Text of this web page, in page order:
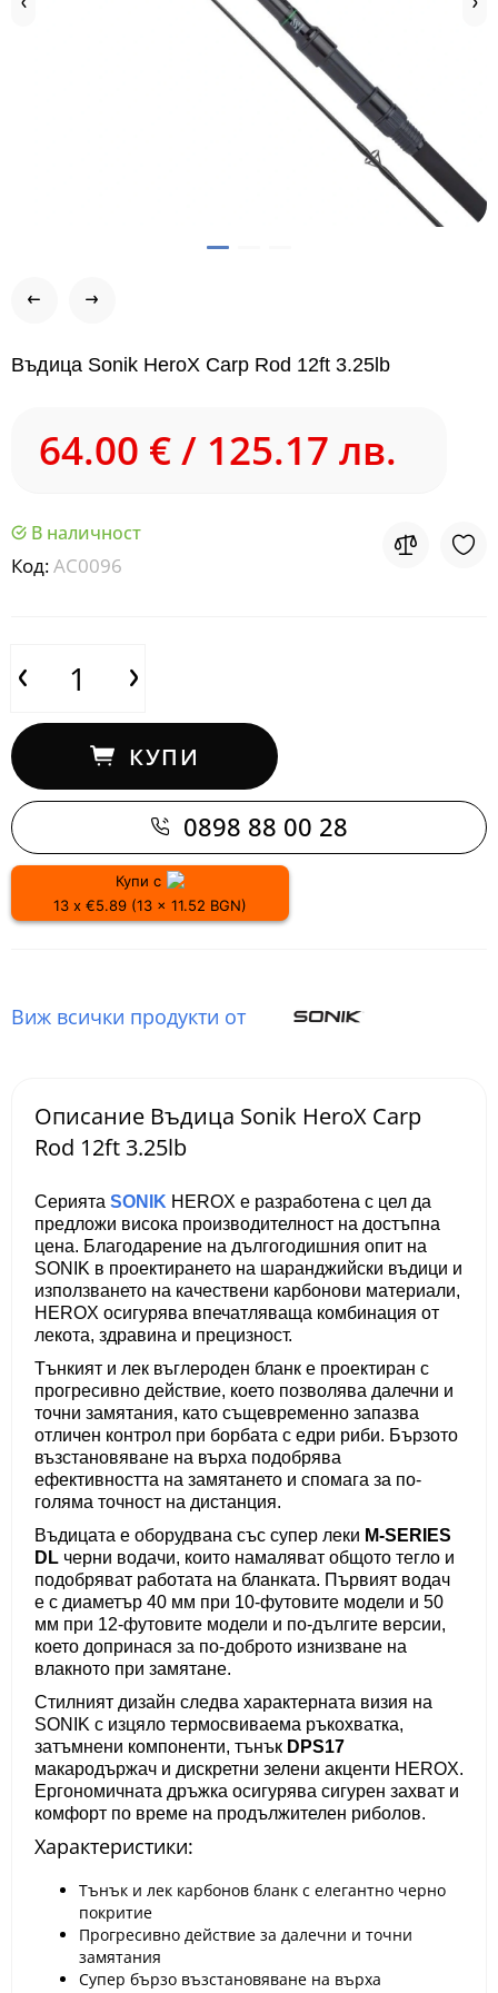
Въдица Sonik HeroX Carp Rod 12ft 3.25lb
64.00 € / 125.17 лв.
В наличност
Код:AC0096
КУПИ
0898 88 00 28
Купи с
13 x €5.89 (13 x 11.52 BGN)
Виж всички продукти от
Описание Въдица Sonik HeroX Carp
Rod 12ft 3.25lb
Серията SONIK HEROX е разработена с цел да
предложи висока производителност на достъпна
цена. Благодарение на дългогодишния опит на
SONIK в проектирането на шаранджийски въдици и
използването на качествени карбонови материали,
HEROX осигурява впечатляваща комбинация от
лекота, здравина и прецизност.
Тънкият и лек въглероден бланк е проектиран с
прогресивно действие, което позволява далечни и
точни замятания, като същевременно запазва
отличен контрол при борбата с едри риби. Бързото
възстановяване на върха подобрява
ефективността на замятането и спомага за по-
голяма точност на дистанция.
Въдицата е оборудвана със супер леки M-SERIES
DL черни водачи, които намаляват общото тегло и
подобряват работата на бланката. Първият водач
е с диаметър 40 мм при 10-футовите модели и 50
мм при 12-футовите модели и по-дългите версии,
което допринася за по-доброто изнизване на
влакното при замятане.
Стилният дизайн следва характерната визия на
SONIK с изцяло термосвиваема ръкохватка,
затъмнени компоненти, тънък DPS17
макародържач и дискретни зелени акценти HEROX.
Ергономичната дръжка осигурява сигурен захват и
комфорт по време на продължителен риболов.
Характеристики:
Тънък и лек карбонов бланк с елегантно черно
покритие
Прогресивно действие за далечни и точни
замятания
Супер бързо възстановяване на върха